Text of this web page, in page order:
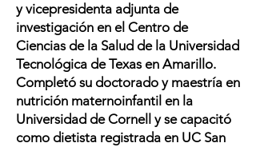
y vicepresidenta adjunta de
investigación en el Centro de
Ciencias de la Salud de la Universidad
Tecnológica de Texas en Amarillo.
Completó su doctorado y maestría en
nutrición maternoinfantil en la
Universidad de Cornell y se capacitó
como dietista registrada en UC San